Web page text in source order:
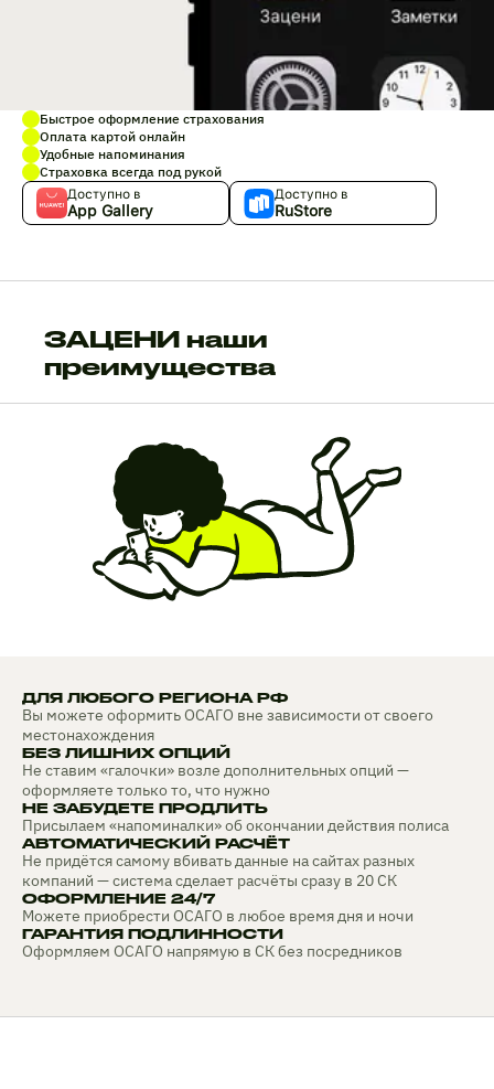
Быстрое оформление страхования
Оплата картой онлайн
Удобные напоминания
Страховка всегда под рукой
Доступно в
App Gallery
Доступно в
RuStore
ЗАЦЕНИ наши
преимущества
ДЛЯ ЛЮБОГО РЕГИОНА РФ
Вы можете оформить ОСАГО вне зависимости от своего
местонахождения
БЕЗ ЛИШНИХ ОПЦИЙ
Не ставим «галочки» возле дополнительных опций —
оформляете только то, что нужно
НЕ ЗАБУДЕТЕ ПРОДЛИТЬ
Присылаем «напоминалки» об окончании действия полиса
АВТОМАТИЧЕСКИЙ РАСЧЁТ
Не придётся самому вбивать данные на сайтах разных
компаний — система сделает расчёты сразу в 20 СК
ОФОРМЛЕНИЕ 24/7
Можете приобрести ОСАГО в любое время дня и ночи
ГАРАНТИЯ ПОДЛИННОСТИ
Оформляем ОСАГО напрямую в СК без посредников